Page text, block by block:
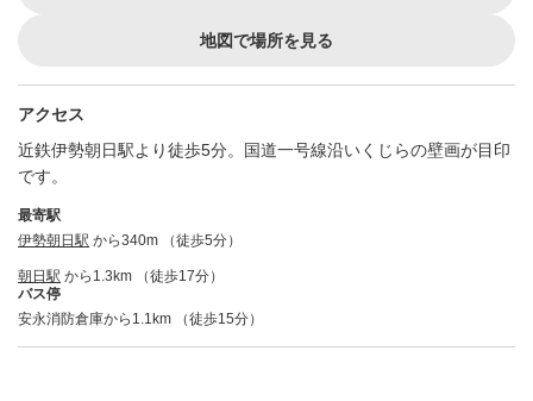
地図で場所を見る
アクセス
近鉄伊勢朝日駅より徒歩5分。国道一号線沿いくじらの壁画が目印
です。
最寄駅
伊勢朝日駅 から340m （徒歩5分）
朝日駅 から1.3km （徒歩17分）
バス停
安永消防倉庫から1.1km （徒歩15分）